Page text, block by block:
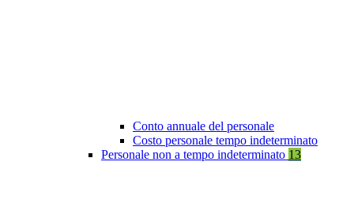
Conto annuale del personale
Costo personale tempo indeterminato
Personale non a tempo indeterminato 13